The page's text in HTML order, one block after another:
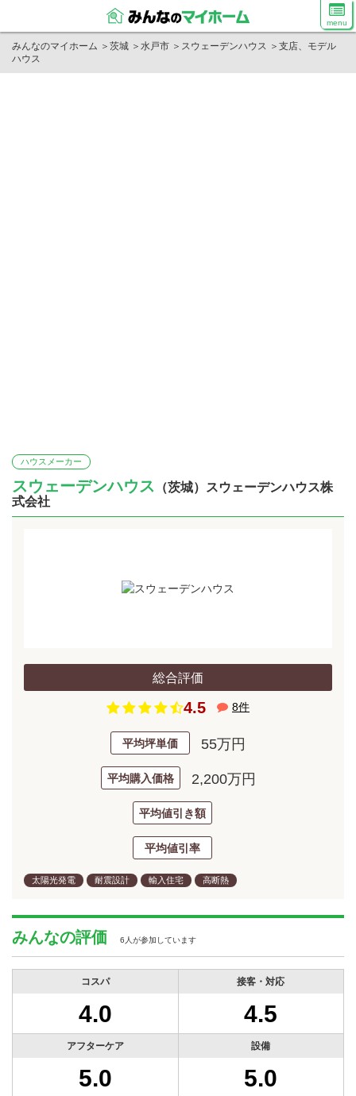
menu
みんなのマイホーム ＞ 茨城 ＞ 水戸市 ＞ スウェーデンハウス ＞ 支店、モデル
ハウス
ハウスメーカー
スウェーデンハウス
（茨城）スウェーデンハウス株
式会社
総合評価
4.5 8件
平均坪単価 55万円
平均購入価格 2,200万円
平均値引き額
平均値引率
太陽光発電 耐震設計 輸入住宅 高断熱
みんなの評価 6人が参加しています
コスパ
4.0
接客・対応
4.5
アフターケア
5.0
設備
5.0